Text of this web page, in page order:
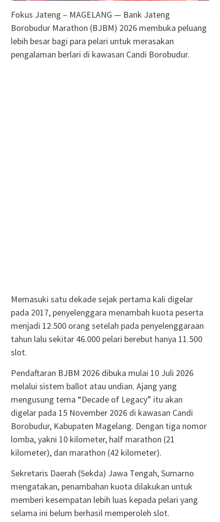
Fokus Jateng – MAGELANG — Bank Jateng
Borobudur Marathon (BJBM) 2026 membuka peluang
lebih besar bagi para pelari untuk merasakan
pengalaman berlari di kawasan Candi Borobudur.
Memasuki satu dekade sejak pertama kali digelar
pada 2017, penyelenggara menambah kuota peserta
menjadi 12.500 orang setelah pada penyelenggaraan
tahun lalu sekitar 46.000 pelari berebut hanya 11.500
slot.
Pendaftaran BJBM 2026 dibuka mulai 10 Juli 2026
melalui sistem ballot atau undian. Ajang yang
mengusung tema “Decade of Legacy” itu akan
digelar pada 15 November 2026 di kawasan Candi
Borobudur, Kabupaten Magelang. Dengan tiga nomor
lomba, yakni 10 kilometer, half marathon (21
kilometer), dan marathon (42 kilometer).
Sekretaris Daerah (Sekda) Jawa Tengah, Sumarno
mengatakan, penambahan kuota dilakukan untuk
memberi kesempatan lebih luas kepada pelari yang
selama ini belum berhasil memperoleh slot.